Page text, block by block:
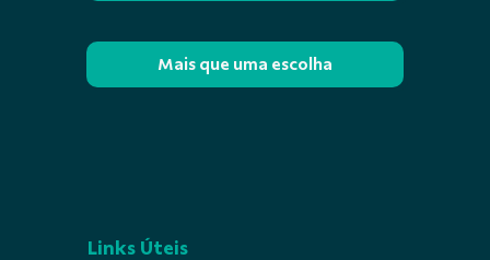
Mais que uma escolha
Links Úteis